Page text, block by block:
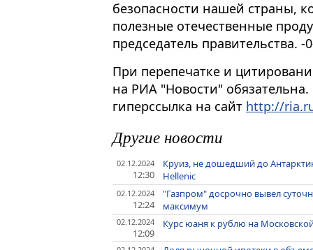
безопасности нашей страны,
полезные отечественные
председатель правительства. -
При перепечатке и
на РИА "Новости"
гиперссылка на сайт http://
Другие новости
02.12.2024
12:30
Круиз, не дошедший до
Hellenic
02.12.2024
12:24
"Газпром" досрочно вывел
максимум
02.12.2024
12:09
Курс юаня к рублю на